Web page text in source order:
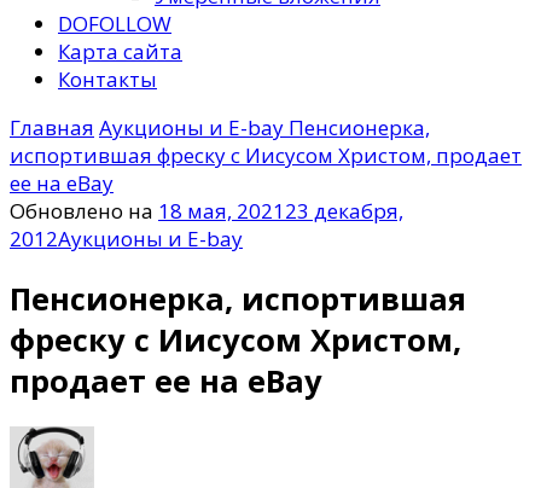
DOFOLLOW
Карта сайта
Контакты
Главная Аукционы и E-bay Пенсионерка,
испортившая фреску с Иисусом Христом, продает
ее на eBay
Обновлено на 18 мая, 202123 декабря,
2012Аукционы и E-bay
Пенсионерка, испортившая
фреску с Иисусом Христом,
продает ее на eBay